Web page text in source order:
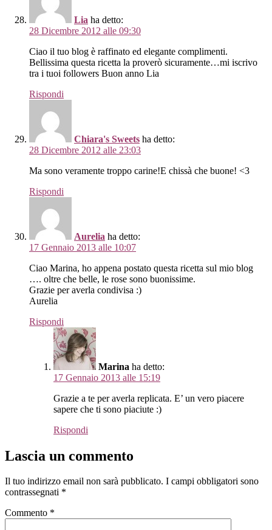
Lia ha detto:
28 Dicembre 2012 alle 09:30
Ciao il tuo blog è raffinato ed elegante complimenti.
Bellissima questa ricetta la proverò sicuramente…mi iscrivo
tra i tuoi followers Buon anno Lia
Rispondi
Chiara's Sweets ha detto:
28 Dicembre 2012 alle 23:03
Ma sono veramente troppo carine!E chissà che buone! <3
Rispondi
Aurelia ha detto:
17 Gennaio 2013 alle 10:07
Ciao Marina, ho appena postato questa ricetta sul mio blog
…. oltre che belle, le rose sono buonissime.
Grazie per averla condivisa :)
Aurelia
Rispondi
Marina ha detto:
17 Gennaio 2013 alle 15:19
Grazie a te per averla replicata. E’ un vero piacere
sapere che ti sono piaciute :)
Rispondi
Lascia un commento
Il tuo indirizzo email non sarà pubblicato. I campi obbligatori sono
contrassegnati *
Commento *